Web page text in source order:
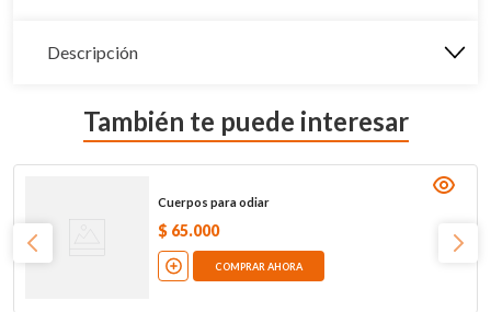
Descripción
También te puede interesar
Cuerpos para odiar
$ 65.000
COMPRAR AHORA